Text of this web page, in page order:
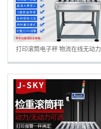
打印滚筒电子秤 物流在线无动力
滚筒